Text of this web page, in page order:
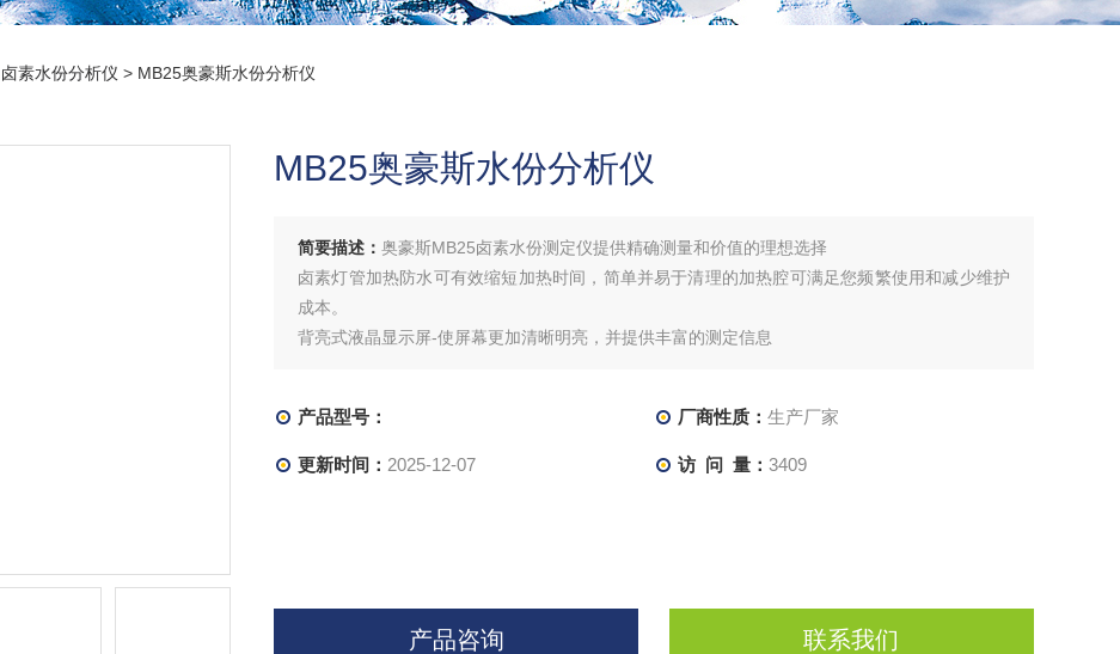
卤素水份分析仪 > MB25奥豪斯水份分析仪
MB25奥豪斯水份分析仪
简要描述： 奥豪斯MB25卤素水份测定仪提供精确测量和价值的理想选择
卤素灯管加热防水可有效缩短加热时间，简单并易于清理的加热腔可满足您频繁使用和减少维护
成本。
背亮式液晶显示屏-使屏幕更加清晰明亮，并提供丰富的测定信息
产品型号： 厂商性质： 生产厂家
更新时间： 2025-12-07 访 问 量： 3409
产品咨询 联系我们